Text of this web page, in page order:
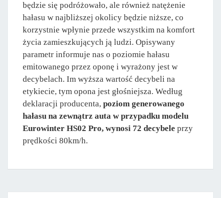
będzie się podróżowało, ale również natężenie
hałasu w najbliższej okolicy będzie niższe, co
korzystnie wpłynie przede wszystkim na komfort
życia zamieszkujących ją ludzi. Opisywany
parametr informuje nas o poziomie hałasu
emitowanego przez oponę i wyrażony jest w
decybelach. Im wyższa wartość decybeli na
etykiecie, tym opona jest głośniejsza. Według
deklaracji producenta, poziom generowanego
hałasu na zewnątrz auta w przypadku modelu
Eurowinter HS02 Pro, wynosi 72 decybele przy
prędkości 80km/h.